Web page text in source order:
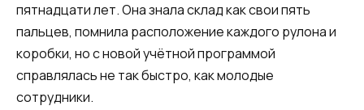
пятнадцати лет. Она знала склад как свои пять
пальцев, помнила расположение каждого рулона и
коробки, но с новой учётной программой
справлялась не так быстро, как молодые
сотрудники.